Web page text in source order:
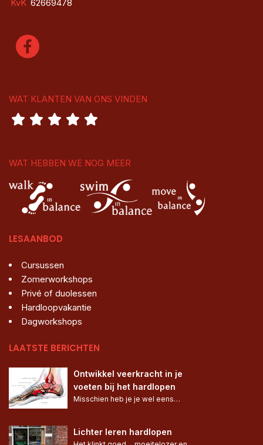
KvK 62669478
WAT KLANTEN VAN ONS VINDEN
WAT HEBBEN WE NOG MEER
LESAANBOD
Cursussen
Zomerworkshops
Privé of duolessen
Hardloopvakantie
Dagworkshops
LAATSTE BERICHTEN
Ontwikkel veerkracht in je
voeten bij het hardlopen
Misschien heb je je wel eens…
Lichter leren hardlopen